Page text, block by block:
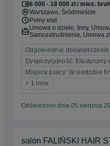
6 000 - 18 000 zł / mies.
Warszawa, Śródmieście
Pełny etat
Umowa o dzieło, Inny,
Samozatrudnienie, Umowa
Odpowiednie
Dyspozycyjność: Elastyczny
Miejsce pracy: W siedzibie
+ 1 inne
Odświeżono dnia 05 sierpnia
salon FALIŃSKI HAIR